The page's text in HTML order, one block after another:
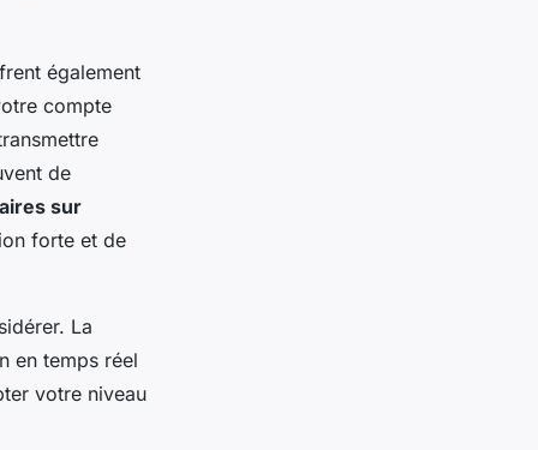
également
compte
de
sur
forte et de
La
en temps réel
votre niveau